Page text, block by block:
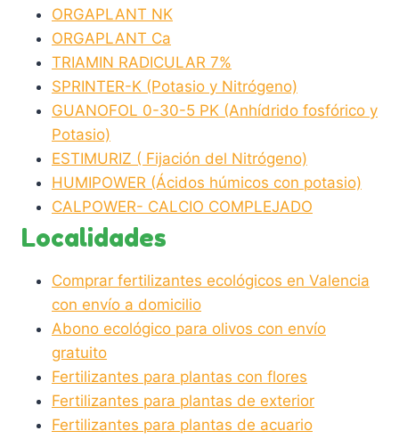
ORGAPLANT NK
ORGAPLANT Ca
TRIAMIN RADICULAR 7%
SPRINTER-K (Potasio y Nitrógeno)
GUANOFOL 0-30-5 PK (Anhídrido fosfórico y
Potasio)
ESTIMURIZ ( Fijación del Nitrógeno)
HUMIPOWER (Ácidos húmicos con potasio)
CALPOWER- CALCIO COMPLEJADO
Localidades
Comprar fertilizantes ecológicos en Valencia
con envío a domicilio
Abono ecológico para olivos con envío
gratuito
Fertilizantes para plantas con flores
Fertilizantes para plantas de exterior
Fertilizantes para plantas de acuario